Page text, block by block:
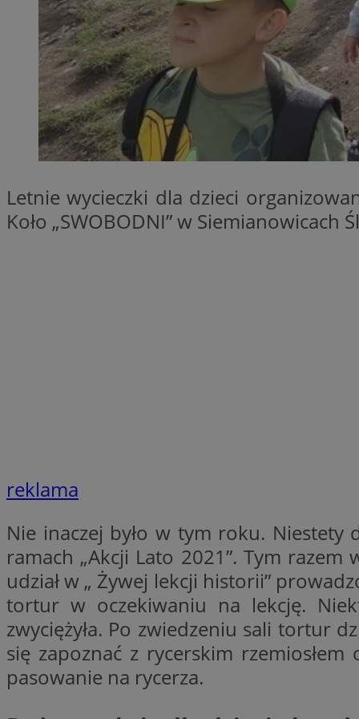
Letnie wycieczki dla dzieci
Koło „SWOBODNI” w
reklama
Nie inaczej było w tym roku. Niestety
ramach „Akcji Lato 2021”. Tym
udział w „ Żywej lekcji historii”
tortur w oczekiwaniu na lekcję.
zwyciężyła. Po zwiedzeniu sali tortur
się zapoznać z rycerskim
pasowanie na rycerza.
SessID
QeSessID
MvSessID
INGRESSCOOKIE
__cf_bm
sa-user-id-v3
Nazwa
uid
google_push
Nazwa
mlcwc
__Secure-YNID